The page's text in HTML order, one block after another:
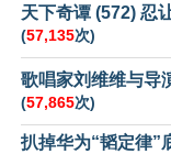
天下奇谭 (572) 忍
(57,135次)
歌唱家刘维维与导
(57,865次)
扒掉华为“韬定律”